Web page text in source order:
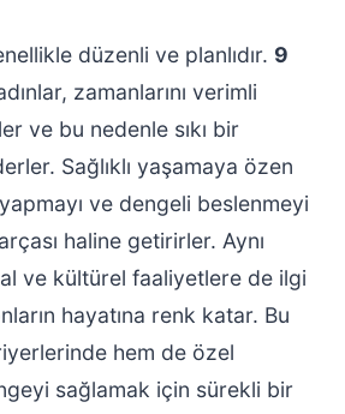
düzenli ve planlıdır. 9
zamanlarını verimli
ve bu nedenle sıkı bir
Sağlıklı yaşamaya özen
ve dengeli beslenmeyi
haline getirirler. Aynı
ve kültürel faaliyetlere de ilgi
hayatına renk katar. Bu
hem de özel
sağlamak için sürekli bir